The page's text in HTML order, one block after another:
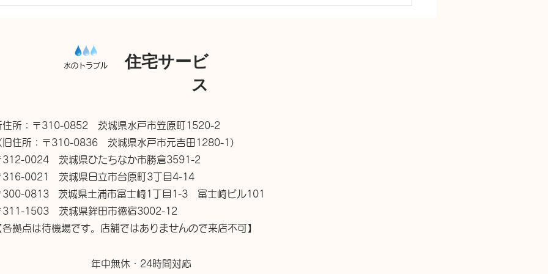
住宅サービ
ス
水のトラブル
住所：〒310-0852 茨城県水戸市笠原町1520-2
旧住所：〒310-0836 茨城県水戸市元吉田1280-1）
312-0024 茨城県ひたちなか市勝倉3591-2
316-0021 茨城県日立市台原町3丁目4-14
300-0813 茨城県土浦市富士崎1丁目1-3 富士崎ビル101
311-1503 茨城県鉾田市徳宿3002-12
各拠点は待機場です。店舗ではありませんので来店不可】
年中無休・24時間対応